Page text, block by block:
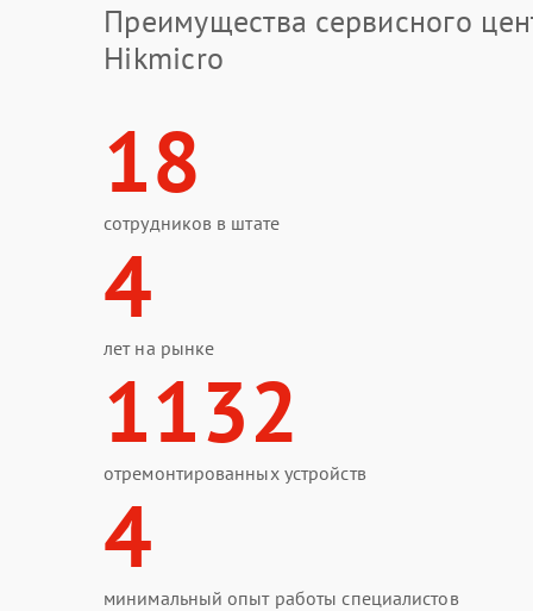
Преимущества сервисного
Hikmicro
18
сотрудников в штате
4
лет на рынке
1132
отремонтированных устройств
4
минимальный опыт работы специалистов